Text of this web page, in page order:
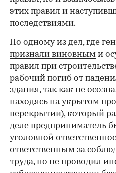
этих правил и
последствиями.
По одному из дел, где
признали виновным и
правил при
рабочий погиб от
здания, так как не
находясь на укрытом
перекрытии), который
деле предприниматель
уголовной
ответственным за
труда, но не проводил